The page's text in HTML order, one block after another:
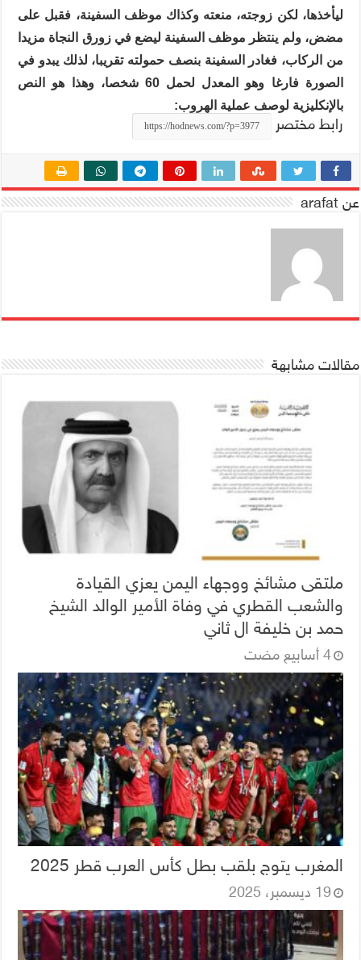
ليأخذها، لكن زوجته، منعته وكذاك موظف السفينة، فقبل على
مضض، ولم ينتظر موظف السفينة ليضع في زورق النجاة مزيدا
من الركاب، فغادر السفينة بنصف حمولته تقريبا، لذلك يبدو في
الصورة فارغا وهو المعدل لحمل 60 شخصا، وهذا هو النص
بالإنكليزية لوصف عملية الهروب:
رابط مختصر
عن arafat
مقالات مشابهة
ملتقى مشائخ ووجهاء اليمن يعزي القيادة
والشعب القطري في وفاة الأمير الوالد الشيخ
حمد بن خليفة ال ثاني
‏4 أسابيع مضت
المغرب يتوج بلقب بطل كأس العرب قطر 2025
19 ديسمبر، 2025